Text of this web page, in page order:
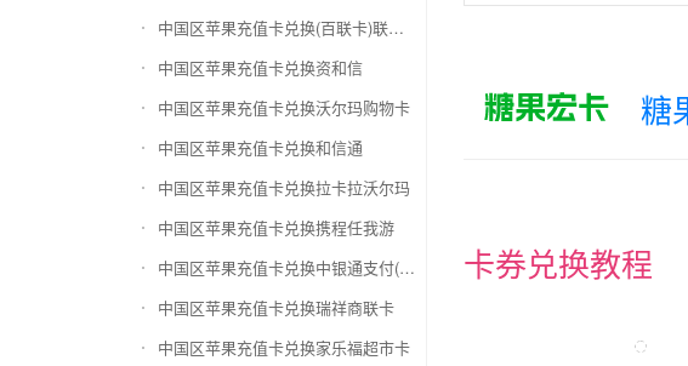
中国区苹果充值卡兑换(百联卡)联华ok卡
中国区苹果充值卡兑换资和信
中国区苹果充值卡兑换沃尔玛购物卡
中国区苹果充值卡兑换和信通
中国区苹果充值卡兑换拉卡拉沃尔玛
中国区苹果充值卡兑换携程任我游
中国区苹果充值卡兑换中银通支付(银联购物卡)
中国区苹果充值卡兑换瑞祥商联卡
中国区苹果充值卡兑换家乐福超市卡
糖
卡券兑换教程